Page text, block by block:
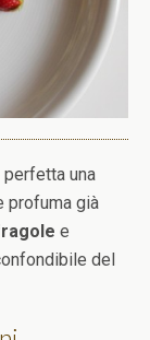
perfetta una
profuma già
e
del